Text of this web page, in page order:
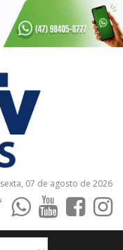
sexta, 07 de agosto de 2026